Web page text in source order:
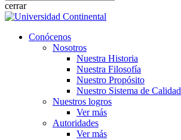
cerrar
Close
search
Menu
Conócenos
Nosotros
Nuestra Historia
Nuestra Filosofía
Nuestro Propósito
Nuestro Sistema de Calidad
Nuestros logros
Ver más
Autoridades
Ver más